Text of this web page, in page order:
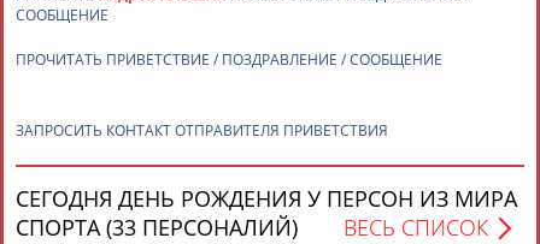
Вопросы сотрудничества и совместной деятельности
© Стадион, 1998-2026
Разработка и поддержка ООО НАИТ «Стадион»
Адресов в новостной рассылке: 996
СООБЩЕНИЕ
ПРОЧИТАТЬ ПРИВЕТСТВИЕ / ПОЗДРАВЛЕНИЕ / СООБЩЕНИЕ
ЗАПРОСИТЬ КОНТАКТ ОТПРАВИТЕЛЯ ПРИВЕТСТВИЯ
СЕГОДНЯ ДЕНЬ РОЖДЕНИЯ У ПЕРСОН ИЗ МИРА
СПОРТА (33 ПЕРСОНАЛИЙ)
ВЕСЬ СПИСОК